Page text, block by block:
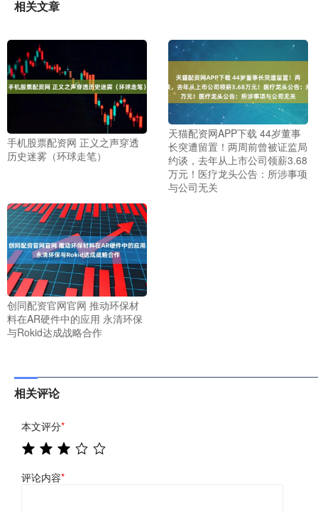
相关文章
手机股票配资网 正义之声穿透
历史迷雾（环球走笔）
天猫配资网APP下载 44岁董事
长突遭留置！两周前曾被证监局
约谈，去年从上市公司领薪3.68
万元！医疗龙头公告：所涉事项
与公司无关
创同配资官网官网 推动环保材
料在AR硬件中的应用 永清环保
与Rokid达成战略合作
相关评论
本文评分*
评论内容*